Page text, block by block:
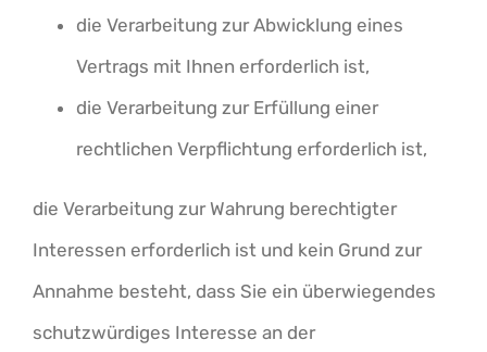
die Verarbeitung zur Abwicklung eines
Vertrags mit Ihnen erforderlich ist,
die Verarbeitung zur Erfüllung einer
rechtlichen Verpflichtung erforderlich ist,
die Verarbeitung zur Wahrung berechtigter
Interessen erforderlich ist und kein Grund zur
Annahme besteht, dass Sie ein überwiegendes
schutzwürdiges Interesse an der